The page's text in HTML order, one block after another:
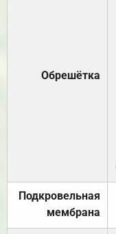
Обрешётка
Подкровельная
мембрана